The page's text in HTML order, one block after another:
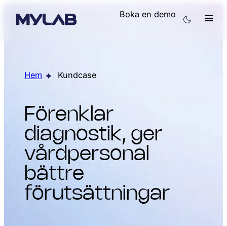
Boka en demo
Hem Kundcase
Förenklar
diagnostik, ger
vårdpersonal
bättre
förut­sättningar